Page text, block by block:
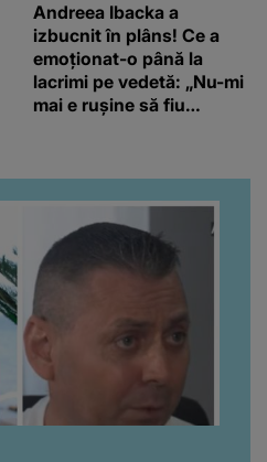
Andreea Ibacka a
izbucnit în plâns! Ce a
emoționat-o până la
lacrimi pe vedetă: „Nu-mi
mai e rușine să fiu